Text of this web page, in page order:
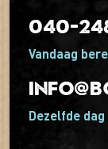
040-
Vandaag
Dezelfde